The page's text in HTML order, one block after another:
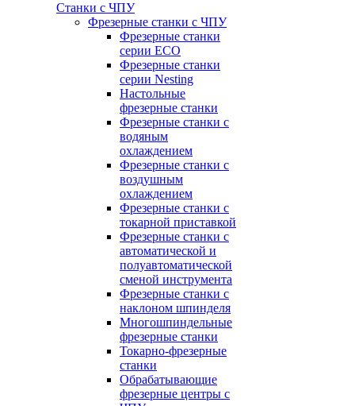
Станки с ЧПУ
Фрезерные станки с ЧПУ
Фрезерные станки
серии ECO
Фрезерные станки
серии Nesting
Настольные
фрезерные станки
Фрезерные станки с
водяным
охлаждением
Фрезерные станки с
воздушным
охлаждением
Фрезерные станки с
токарной приставкой
Фрезерные станки с
автоматической и
полуавтоматической
сменой инструмента
Фрезерные станки с
наклоном шпинделя
Многошпиндельные
фрезерные станки
Токарно-фрезерные
станки
Обрабатывающие
фрезерные центры с